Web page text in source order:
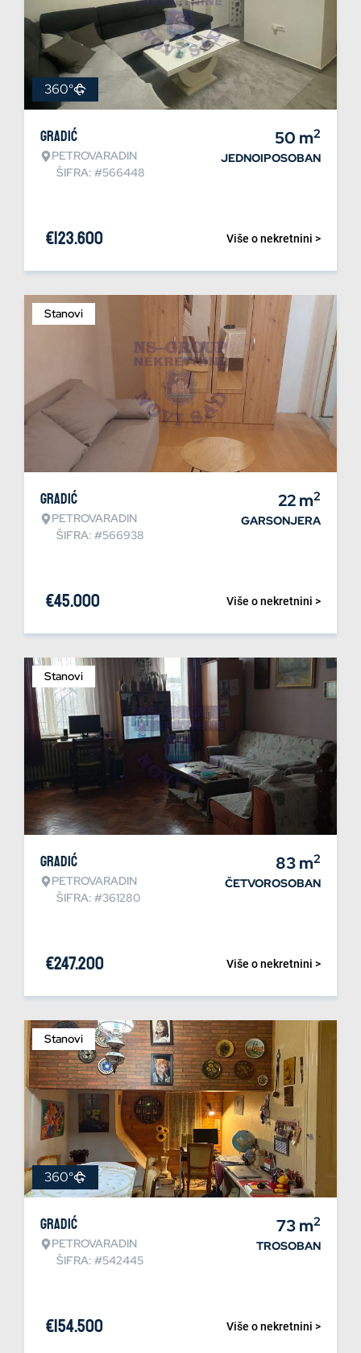
360°
Gradić
PETROVARADIN
ŠIFRA: #566448
50 m2
JEDNOIPOSOBAN
Više o nekretnini >
€123.600
Stanovi
Gradić
PETROVARADIN
ŠIFRA: #566938
22m2
GARSONJERA
Više o nekretnini >
€45.000
Stanovi
Gradić
PETROVARADIN
ŠIFRA: #361280
83m2
ČETVOROSOBAN
Više o nekretnini >
€247.200
Stanovi
360°
Gradić
PETROVARADIN
ŠIFRA: #542445
73m2
TROSOBAN
Više o nekretnini >
€154.500